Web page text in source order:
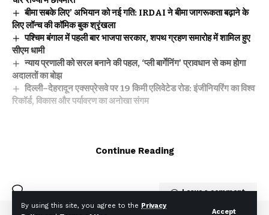
By using this site, you agree to the Privacy
Accept
बीमा सबके लिए’ अभियान को नई गति: IRDAI ने बीमा जागरूकता बढ़ाने के
लिए लॉन्च की कॉमिक बुक श्रृंखला
पश्चिम बंगाल में पहली बार भाजपा सरकार, शपथ ग्रहण समारोह में शामिल हुए
सीएम धामी
न्याय प्रणाली को सरल बनाने की पहल, ‘प्ली बार्गेनिंग’ प्रावधान से कम होगा
अदालतों का बोझ
दिल्ली–देहरादून एक्सप्रेसवे पर 19 किमी एलिवेटेड रोड: इंजीनियरिंग का विश्व
रिकॉर्ड, विकास और पर्यावरण का अनोखा संगम
Leave a comment
Continue Reading